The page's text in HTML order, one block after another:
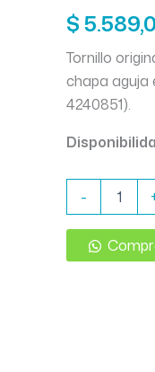
$
Tornillo
chapa aguja
4240851).
-
CHAPA
GODECO
VECTRA